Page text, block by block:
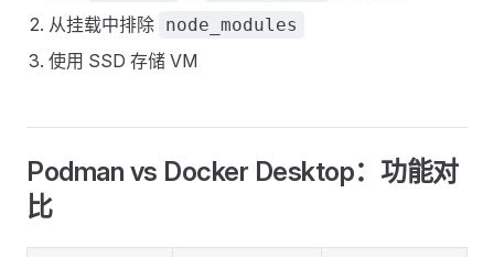
从挂载中排除 node_modules
使用 SSD 存储 VM
Podman vs Docker Desktop：功能对
比